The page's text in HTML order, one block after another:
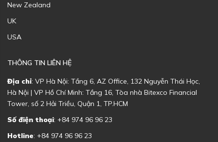
New Zealand
UK
USA
THÔNG TIN LIÊN HỆ
Địa chỉ: VP Hà Nội: Tầng 6, AZ Office, 132 Nguyễn Thái Học,
Hà Nội | VP Hồ Chí Minh: Tầng 16, Tòa nhà Bitexco Financial
Tower, số 2 Hải Triều, Quận 1, TP.HCM
Số điện thoại: +84 974 96 96 23
Hotline: +84 974 96 96 23